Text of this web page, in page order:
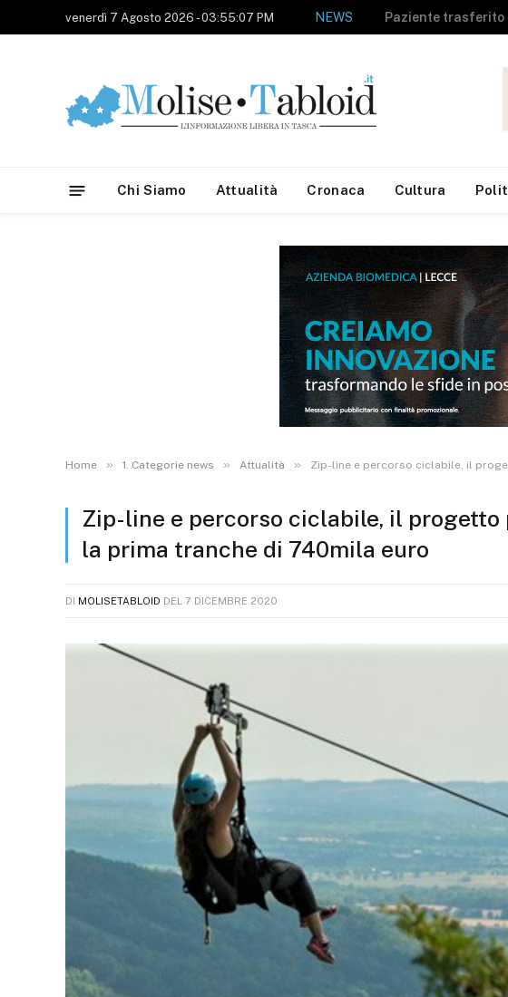
venerdì 7 Agosto 2026 - 03:55:07 PM NEWS
Chi Siamo Attualità Cronaca Cultura
Home » 1. Categorie news » Attualità » Zip-line e percorso ciclabile, il
Zip-line e percorso ciclabile, il progetto
la prima tranche di 740mila euro
DI MOLISETABLOID DEL 7 DICEMBRE 2020